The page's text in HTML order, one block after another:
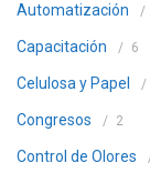
Automatización
Capacitación 6
Celulosa y Papel
Congresos 2
Control de Olores